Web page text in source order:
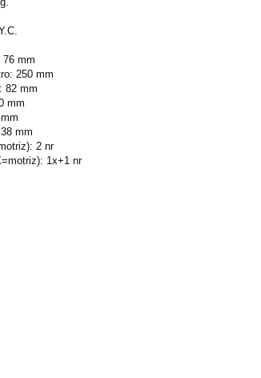
76 mm
250 mm
82 mm
mm
mm
2 nr
1x+1 nr